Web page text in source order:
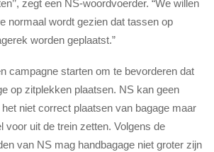
zegt een NS-woordvoerder. “We willen
normaal wordt gezien dat tassen op
worden geplaatst.”
campagne starten om te bevorderen dat
op zitplekken plaatsen. NS kan geen
niet correct plaatsen van bagage maar
voor uit de trein zetten. Volgens de
van NS mag handbagage niet groter zijn